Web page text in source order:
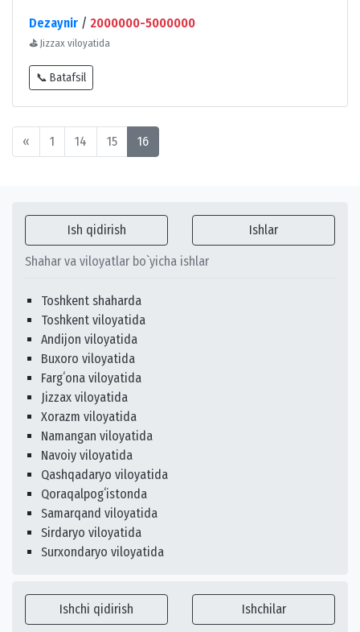
Dezaynir / 2000000-5000000
⛳ Jizzax viloyatida
📞 Batafsil
« 1 14 15 16
Ish qidirish Ishlar
Shahar va viloyatlar bo`yicha ishlar
Toshkent shaharda
Toshkent viloyatida
Andijon viloyatida
Buxoro viloyatida
Fargʻona viloyatida
Jizzax viloyatida
Xorazm viloyatida
Namangan viloyatida
Navoiy viloyatida
Qashqadaryo viloyatida
Qoraqalpogʻistonda
Samarqand viloyatida
Sirdaryo viloyatida
Surxondaryo viloyatida
Ishchi qidirish Ishchilar